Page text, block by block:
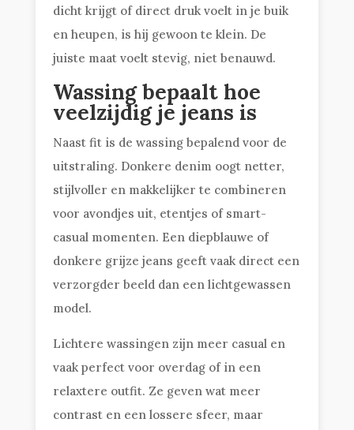
dicht krijgt of direct druk voelt in je buik
en heupen, is hij gewoon te klein. De
juiste maat voelt stevig, niet benauwd.
Wassing bepaalt hoe
veelzijdig je jeans is
Naast fit is de wassing bepalend voor de
uitstraling. Donkere denim oogt netter,
stijlvoller en makkelijker te combineren
voor avondjes uit, etentjes of smart-
casual momenten. Een diepblauwe of
donkere grijze jeans geeft vaak direct een
verzorgder beeld dan een lichtgewassen
model.
Lichtere wassingen zijn meer casual en
vaak perfect voor overdag of in een
relaxtere outfit. Ze geven wat meer
contrast en een lossere sfeer, maar